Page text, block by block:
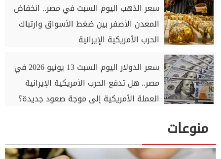
سعر الذهب اليوم السبت في مصر.. انخفاض
المعدن الأصفر بين ضغط الأسواق وارتباك
الحرب الأمريكية الإيرانية
سعر الدولار اليوم السبت 13 يونيو 2026 في
مصر.. هل تدفع الحرب الأمريكية الإيرانية
العملة الأمريكية إلى موجة صعود جديدة؟
منوعات